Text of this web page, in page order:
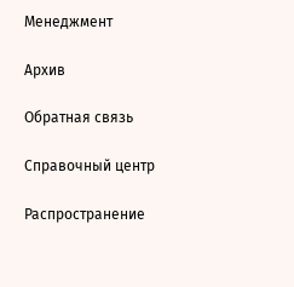
Менеджмент
Архив
Обратная связь
Справочный центр
Распространение